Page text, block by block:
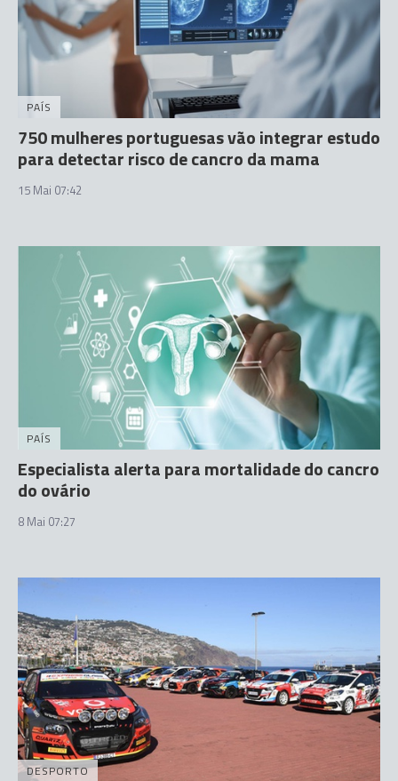
PAÍS
750 mulheres portuguesas vão integrar estudo
para detectar risco de cancro da mama
15 Mai 07:42
PAÍS
Especialista alerta para mortalidade do cancro
do ovário
8 Mai 07:27
DESPORTO